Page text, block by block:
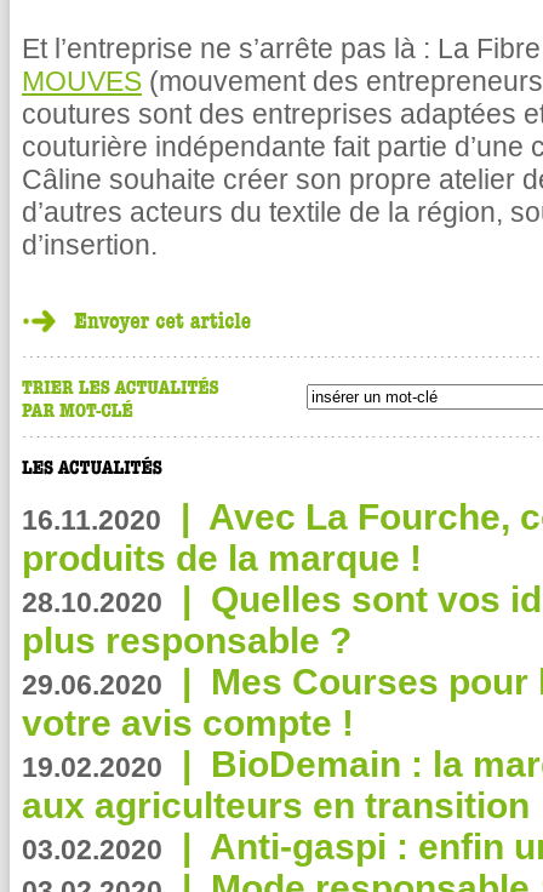
Et l’entreprise ne s’arrête pas là : La
MOUVES (mouvement des
coutures sont des entreprises adaptées
couturière indépendante fait partie d’une
Câline souhaite créer son propre atelier
d’autres acteurs du textile de la région,
d’insertion.
16.11.2020 | Avec La Fourche,
produits de la marque !
28.10.2020 | Quelles sont vos
plus responsable ?
29.06.2020 | Mes Courses pour
votre avis compte !
19.02.2020 | BioDemain : la
aux agriculteurs en transition
03.02.2020 | Anti-gaspi : enfin